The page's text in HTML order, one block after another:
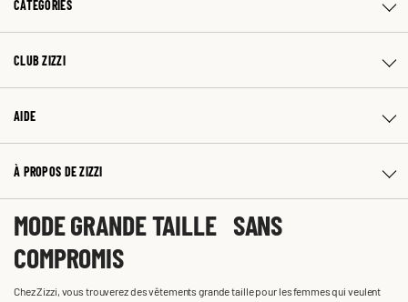
CATÉGORIES
CLUB ZIZZI
AIDE
À PROPOS DE ZIZZI
MODE GRANDE TAILLE SANS
COMPROMIS
Chez Zizzi, vous trouverez des vêtements grande taille pour les femmes qui veulent